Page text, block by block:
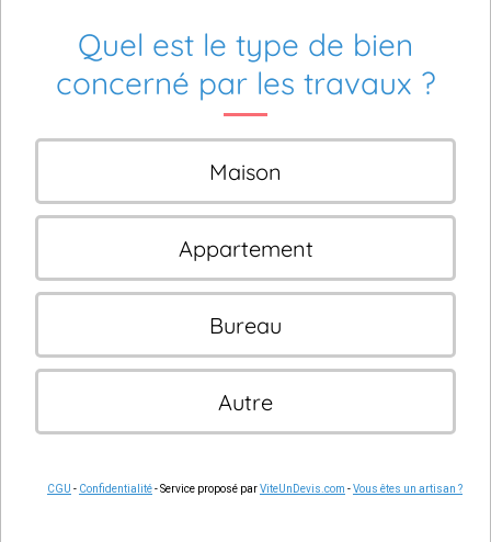
Quel est le type de bien
concerné par les travaux ?
Maison
Appartement
Bureau
Autre
CGU - Confidentialité- Service proposé parViteUnDevis.com -Vous êtes un artisan ?